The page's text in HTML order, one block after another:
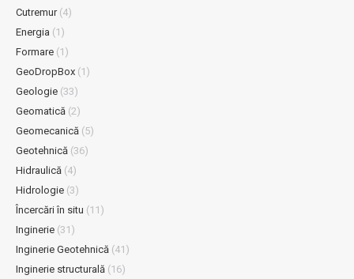
Cutremur(4)
Energia (1)
Formare (1)
GeoDropBox (1)
Geologie (33)
Geomatică (2)
Geomecanică (5)
Geotehnică (36)
Hidraulică (4)
Hidrologie (3)
Încercări în situ (11)
Inginerie (31)
Inginerie Geotehnică (41)
Inginerie structurală (16)